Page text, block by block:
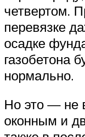
четвертом.
перевязке
осадке
газобетона
нормально.
Но это — не
оконным и